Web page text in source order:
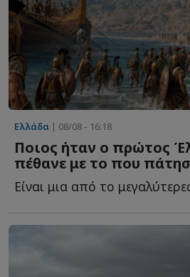
Ελλάδα | 08/08 - 16:18
Ποιος ήταν ο πρώτος
πέθανε με το που